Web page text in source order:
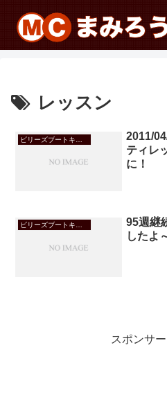
レッスン
2011/
ティレ
に！
ビリーズブートキャンプ
95週継
したよ
スポンサ